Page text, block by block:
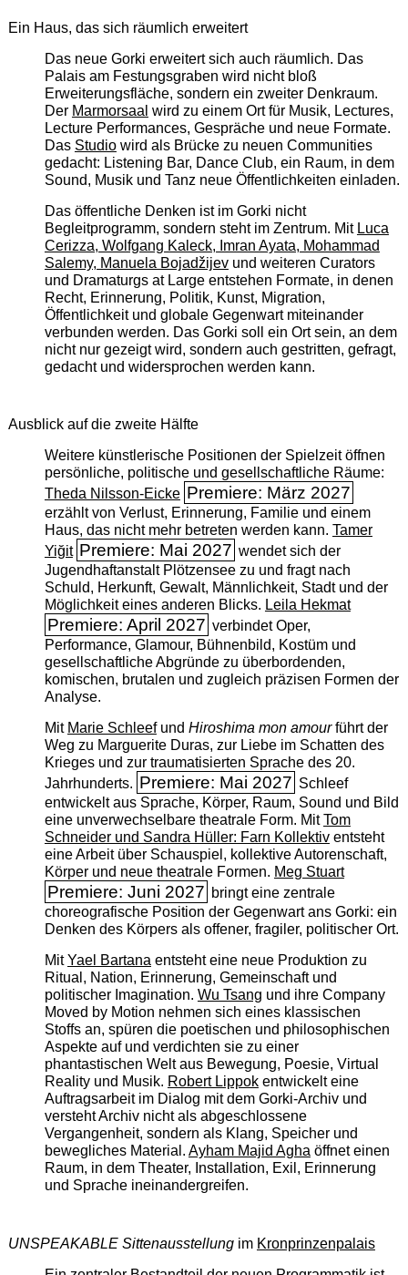
Ein Haus, das sich räumlich erweitert
Das neue Gorki erweitert sich auch räumlich. Das
Palais am Festungsgraben wird nicht bloß
Erweiterungsfläche, sondern ein zweiter Denkraum.
Der Marmorsaal wird zu einem Ort für Musik, Lectures,
Lecture Performances, Gespräche und neue Formate.
Das Studiowird als Brücke zu neuen Communities
gedacht: Listening Bar, Dance Club, ein Raum, in dem
Sound, Musik und Tanz neue Öffentlichkeiten einladen.
Das öffentliche Denken ist im Gorki nicht
Begleitprogramm, sondern steht im Zentrum. Mit Luca
Cerizza, Wolfgang Kaleck, Imran Ayata, Mohammad
Salemy, Manuela Bojadžijevund weiteren Curators
und Dramaturgs at Large entstehen Formate, in denen
Recht, Erinnerung, Politik, Kunst, Migration,
Öffentlichkeit und globale Gegenwart miteinander
verbunden werden. Das Gorki soll ein Ort sein, an dem
nicht nur gezeigt wird, sondern auch gestritten, gefragt,
gedacht und widersprochen werden kann.
Ausblick auf die zweite Hälfte
Weitere künstlerische Positionen der Spielzeit öffnen
persönliche, politische und gesellschaftliche Räume:
Theda Nilsson-Eicke Premiere: März 2027
erzählt von Verlust, Erinnerung, Familie und einem
Haus, das nicht mehr betreten werden kann. Tamer
Yiğit Premiere: Mai 2027 wendet sich der
Jugendhaftanstalt Plötzensee zu und fragt nach
Schuld, Herkunft, Gewalt, Männlichkeit, Stadt und der
Möglichkeit eines anderen Blicks. Leila Hekmat
Premiere: April 2027 verbindet Oper,
Performance, Glamour, Bühnenbild, Kostüm und
gesellschaftliche Abgründe zu überbordenden,
komischen, brutalen und zugleich präzisen Formen der
Analyse.
Mit Marie Schleefund Hiroshima mon amourführt der
Weg zu Marguerite Duras, zur Liebe im Schatten des
Krieges und zur traumatisierten Sprache des 20.
Jahrhunderts. Premiere: Mai 2027 Schleef
entwickelt aus Sprache, Körper, Raum, Sound und Bild
eine unverwechselbare theatrale Form. MitTom
Schneider und Sandra Hüller: Farn Kollektiventsteht
eine Arbeit über Schauspiel, kollektive Autorenschaft,
Körper und neue theatrale Formen. Meg Stuart
Premiere: Juni 2027 bringt eine zentrale
choreografische Position der Gegenwart ans Gorki: ein
Denken des Körpers als offener, fragiler, politischer Ort.
MitYael Bartanaentsteht eine neue Produktion zu
Ritual, Nation, Erinnerung, Gemeinschaft und
politischer Imagination. Wu Tsang und ihre Company
Moved by Motion nehmen sich eines klassischen
Stoffs an, spüren die poetischen und philosophischen
Aspekte auf und verdichten sie zu einer
phantastischen Welt aus Bewegung, Poesie, Virtual
Reality und Musik. Robert Lippokentwickelt eine
Auftragsarbeit im Dialog mit dem Gorki-Archiv und
versteht Archiv nicht als abgeschlossene
Vergangenheit, sondern als Klang, Speicher und
bewegliches Material. Ayham Majid Aghaöffnet einen
Raum, in dem Theater, Installation, Exil, Erinnerung
und Sprache ineinandergreifen.
UNSPEAKABLE Sittenausstellungim Kronprinzenpalais